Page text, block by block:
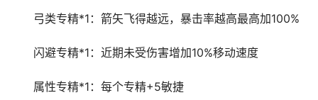
弓类专精*1：箭矢飞得越远，暴击率越高最高加100%
闪避专精*1：近期未受伤害增加10%移动速度
属性专精*1：每个专精+5敏捷